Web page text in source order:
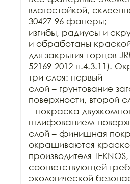
влагостойкой,
30427-96 фанеры;
изгибы, радиусы и
и обработаны
для закрытия торцов
52169-2012 п.4.3.11).
три слоя: первый
слой – грунтование
поверхности, второй
– покраска
шлифованием
слой – финишная
окрашиваются
производителя TEKNOS,
соответствующей
экологической